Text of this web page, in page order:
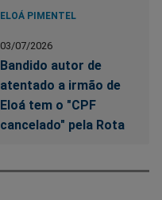
ELOÁ PIMENTEL
03/07/2026
Bandido autor de
atentado a irmão de
Eloá tem o "CPF
cancelado" pela Rota